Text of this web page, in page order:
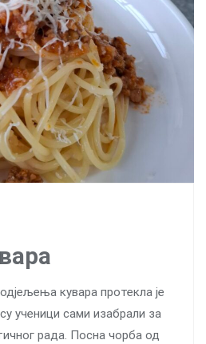
кувара протекла је
ученици сами изабрали за
рада. Посна чорба од